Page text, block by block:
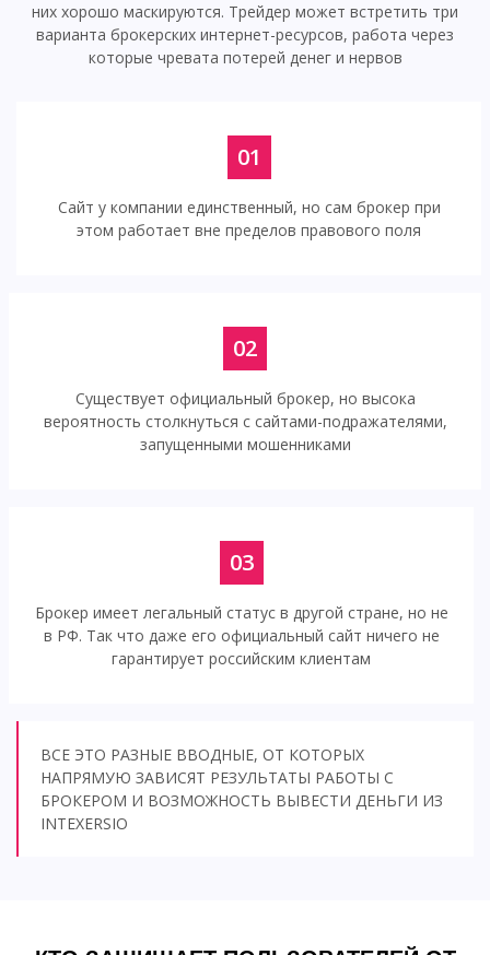
них хорошо маскируются. Трейдер может встретить три
варианта брокерских интернет-ресурсов, работа через
которые чревата потерей денег и нервов
01
Сайт у компании единственный, но сам брокер при
этом работает вне пределов правового поля
02
Существует официальный брокер, но высока
вероятность столкнуться с сайтами-подражателями,
запущенными мошенниками
03
Брокер имеет легальный статус в другой стране, но не
в РФ. Так что даже его официальный сайт ничего не
гарантирует российским клиентам
ВСЕ ЭТО РАЗНЫЕ ВВОДНЫЕ, ОТ КОТОРЫХ
НАПРЯМУЮ ЗАВИСЯТ РЕЗУЛЬТАТЫ РАБОТЫ С
БРОКЕРОМ И ВОЗМОЖНОСТЬ ВЫВЕСТИ ДЕНЬГИ ИЗ
INTEXERSIO